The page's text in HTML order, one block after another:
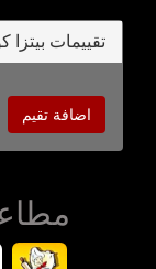
تقييمات بيتزا
اضافة تقيم